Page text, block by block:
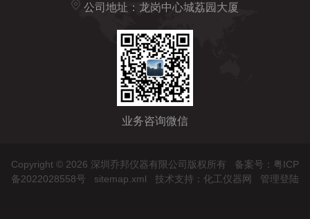
公司地址：龙岗中心城荔园大厦
业务咨询微信
Copyright © 2026 深圳乔邦仪器有限公司版权所有 备案号：粤ICP
备2022028558号
sitemap.xml 技术支持： 化工仪器网 管理登陆